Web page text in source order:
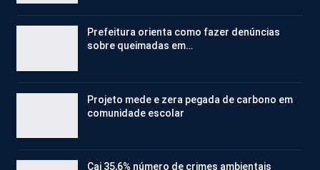
Prefeitura orienta como fazer denúncias
sobre queimadas em…
Projeto mede e zera pegada de carbono em
comunidade escolar
Cai 35,6% número de crimes ambientais